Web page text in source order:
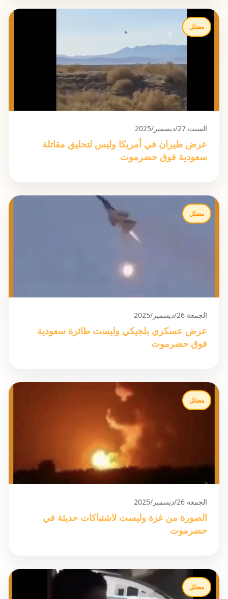
مضلل
السبت 27/ديسمبر/2025
عرض طيران في أمريكا وليس لتحليق مقاتلة
سعودية فوق حضرموت
مضلل
الجمعة 26/ديسمبر/2025
عرض عسكري بلجيكي وليست طائرة سعودية
فوق حضرموت
مضلل
الجمعة 26/ديسمبر/2025
الصورة من غزة وليست لاشتباكات حديثة في
حضرموت
مضلل